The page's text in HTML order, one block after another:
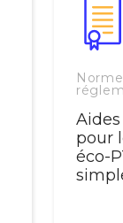
pour
éco-